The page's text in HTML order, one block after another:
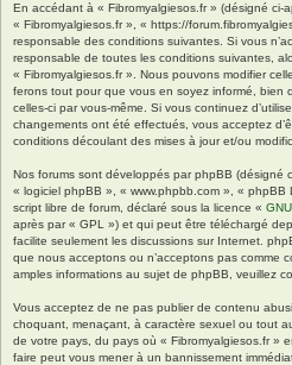
En accédant à « Fibromyalgiesos.fr » (désigné ci-
« Fibromyalgiesos.fr », « https://
responsable des conditions suivantes. Si vous
responsable de toutes les conditions suivantes,
« Fibromyalgiesos.fr ». Nous pouvons modifier
ferons tout pour que vous en soyez informé, bien
celles-ci par vous-même. Si vous continuez
changements ont été effectués, vous acceptez
conditions découlant des mises à jour et/ou
Nos forums sont développés par phpBB (désigné
« logiciel phpBB », « www.phpbb.com », «
script libre de forum, déclaré sous la licence «
après par « GPL ») et qui peut être téléchargé
facilite seulement les discussions sur Internet.
que nous acceptons ou n’acceptons pas comme
amples informations au sujet de phpBB, veuillez
Vous acceptez de ne pas publier de contenu
choquant, menaçant, à caractère sexuel ou tout
de votre pays, du pays où « Fibromyalgiesos.fr »
faire peut vous mener à un bannissement